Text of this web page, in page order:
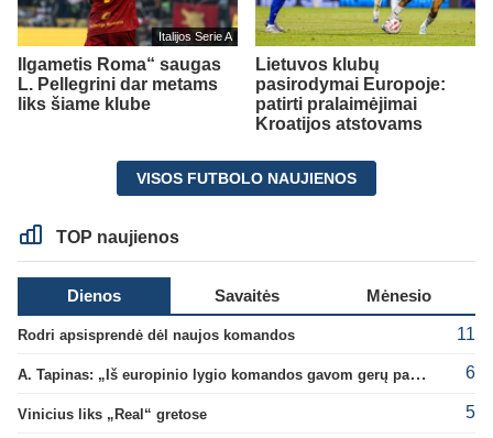
Italijos Serie A
Ilgametis Roma“ saugas
L. Pellegrini dar metams
liks šiame klube
Lietuvos klubų
pasirodymai Europoje:
patirti pralaimėjimai
Kroatijos atstovams
VISOS FUTBOLO NAUJIENOS
TOP naujienos
Dienos Savaitės Mėnesio
Rodri apsisprendė dėl naujos komandos 11
A. Tapinas: „Iš europinio lygio komandos gavom gerų pamokų“ 6
Vinicius liks „Real“ gretose 5